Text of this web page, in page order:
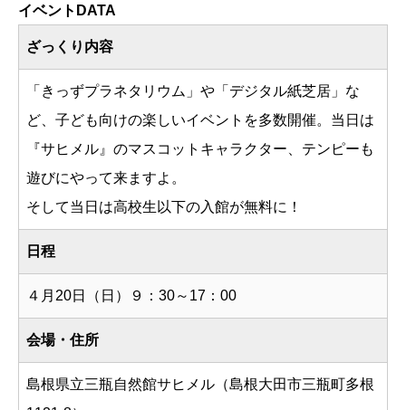
イベントDATA
ざっくり内容
「きっずプラネタリウム」や「デジタル紙芝居」な
ど、子ども向けの楽しいイベントを多数開催。当日は
『サヒメル』のマスコットキャラクター、テンピーも
遊びにやって来ますよ。
そして当日は高校生以下の入館が無料に！
日程
４月20日（日）９：30～17：00
会場・住所
島根県立三瓶自然館サヒメル（島根大田市三瓶町多根